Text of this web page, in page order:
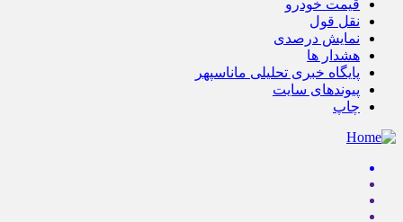
قیمت خودرو
نقل قول
نمایش درصدی
هشدار ها
پایگاه خبری تحلیلی ماناسپهر
پیوندهای سایت
چاپ